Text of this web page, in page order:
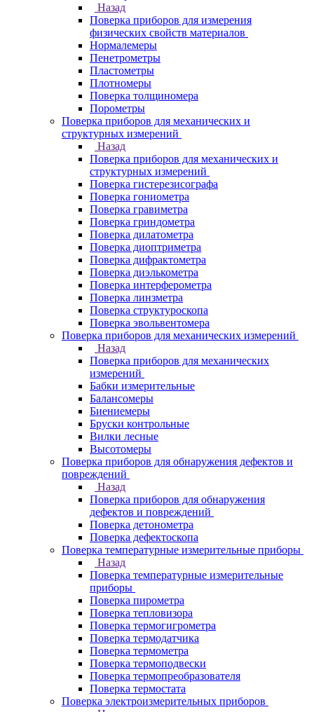
Назад
Поверка приборов для измерения
физических свойств материалов
Нормалемеры
Пенетрометры
Пластометры
Плотномеры
Поверка толщиномера
Порометры
Поверка приборов для механических и
структурных измерений
Назад
Поверка приборов для механических и
структурных измерений
Поверка гистерезисографа
Поверка гониометра
Поверка гравиметра
Поверка гриндометра
Поверка дилатометра
Поверка диоптриметра
Поверка дифрактометра
Поверка диэлькометра
Поверка интерферометра
Поверка линзметра
Поверка структуроскопа
Поверка эвольвентомера
Поверка приборов для механических измерений
Назад
Поверка приборов для механических
измерений
Бабки измерительные
Балансомеры
Биениемеры
Бруски контрольные
Вилки лесные
Высотомеры
Поверка приборов для обнаружения дефектов и
повреждений
Назад
Поверка приборов для обнаружения
дефектов и повреждений
Поверка детонометра
Поверка дефектоскопа
Поверка температурные измерительные приборы
Назад
Поверка температурные измерительные
приборы
Поверка пирометра
Поверка тепловизора
Поверка термогигрометра
Поверка термодатчика
Поверка термометра
Поверка термоподвески
Поверка термопреобразователя
Поверка термостата
Поверка электроизмерительных приборов